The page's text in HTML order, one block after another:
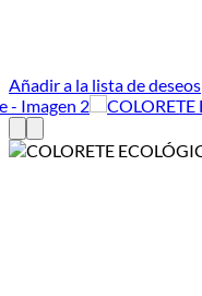
Añadir a la lista de deseos